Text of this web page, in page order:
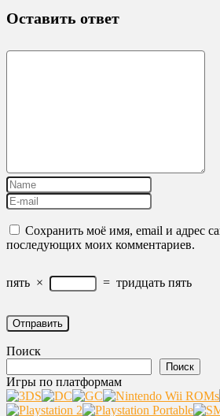
Оставить ответ
Сохранить моё имя, email и адрес
последующих моих комментариев.
пять × = тридцать пять
Поиск
Поиск
Игры по платформам